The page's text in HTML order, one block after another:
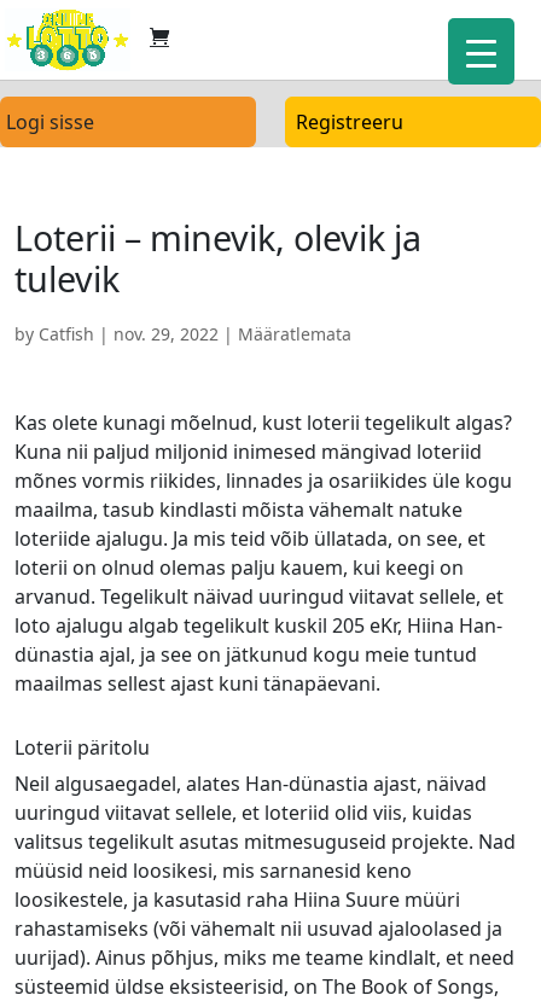
Logi sisse Registreeru
Loterii – minevik, olevik ja
tulevik
by Catfish | nov. 29, 2022 | Määratlemata
Kas olete kunagi mõelnud, kust loterii tegelikult algas?
Kuna nii paljud miljonid inimesed mängivad loteriid
mõnes vormis riikides, linnades ja osariikides üle kogu
maailma, tasub kindlasti mõista vähemalt natuke
loteriide ajalugu. Ja mis teid võib üllatada, on see, et
loterii on olnud olemas palju kauem, kui keegi on
arvanud. Tegelikult näivad uuringud viitavat sellele, et
loto ajalugu algab tegelikult kuskil 205 eKr, Hiina Han-
dünastia ajal, ja see on jätkunud kogu meie tuntud
maailmas sellest ajast kuni tänapäevani.
Loterii päritolu
Neil algusaegadel, alates Han-dünastia ajast, näivad
uuringud viitavat sellele, et loteriid olid viis, kuidas
valitsus tegelikult asutas mitmesuguseid projekte. Nad
müüsid neid loosikesi, mis sarnanesid keno
loosikestele, ja kasutasid raha Hiina Suure müüri
rahastamiseks (või vähemalt nii usuvad ajaloolased ja
uurijad). Ainus põhjus, miks me teame kindlalt, et need
süsteemid üldse eksisteerisid, on The Book of Songs,